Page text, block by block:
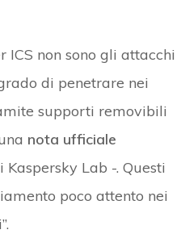
non sono gli attacchi
di penetrare nei
supporti removibili
nota ufficiale
Kaspersky Lab -. Questi
poco attento nei